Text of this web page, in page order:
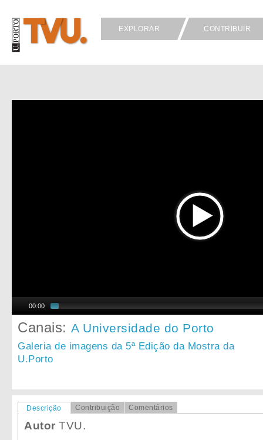
EXPLORAR CONTRIBUIR
00:00
Canais: A Universidade do Porto
Galeria de imagens da 5ª Edição da Mostra da
U.Porto
Descrição Contribuição Comentários
Autor TVU.